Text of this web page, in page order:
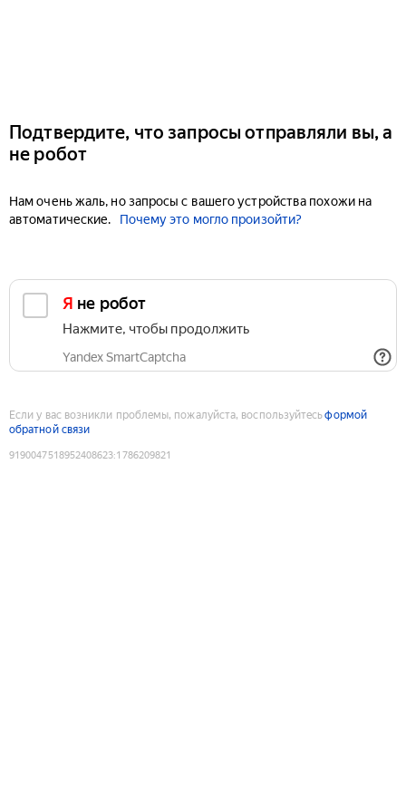
Подтвердите, что запросы отправляли вы, а
не робот
Нам очень жаль, но запросы с вашего устройства похожи на
автоматические.
Почему это могло произойти?
Я не робот
Нажмите, чтобы продолжить
Yandex SmartCaptcha
Если у вас возникли проблемы, пожалуйста, воспользуйтесьформой
обратной связи
9190047518952408623:1786209821